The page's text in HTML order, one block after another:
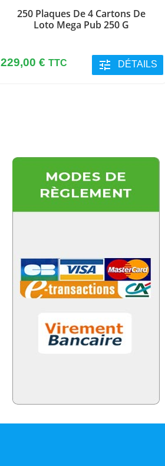
250 Plaques De 4 Cartons De
Loto Mega Pub 250 G
Prix
229,00 €TTC tune DÉTAILS